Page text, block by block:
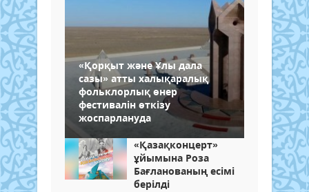
«Қорқыт және Ұлы дала
сазы» атты халықаралық
фольклорлық өнер
фестивалін өткізу
жоспарлануда
«Қазақконцерт»
ұйымына Роза
Бағланованың есімі
берілді